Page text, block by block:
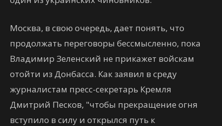
Москва, в свою очередь, дает понять, что
продолжать переговоры бессмысленно, пока
Владимир Зеленский не прикажет войскам
отойти из Донбасса. Как заявил в среду
журналистам пресс-секретарь Кремля
Дмитрий Песков, "чтобы прекращение огня
вступило в силу и открылся путь к